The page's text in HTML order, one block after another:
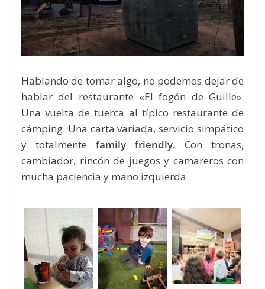
Hablando de tomar algo, no podemos dejar de
hablar del restaurante «El fogón de Guille».
Una vuelta de tuerca al típico restaurante de
cámping. Una carta variada, servicio simpático
y totalmente family friendly. Con tronas,
cambiador, rincón de juegos y camareros con
mucha paciencia y mano izquierda.